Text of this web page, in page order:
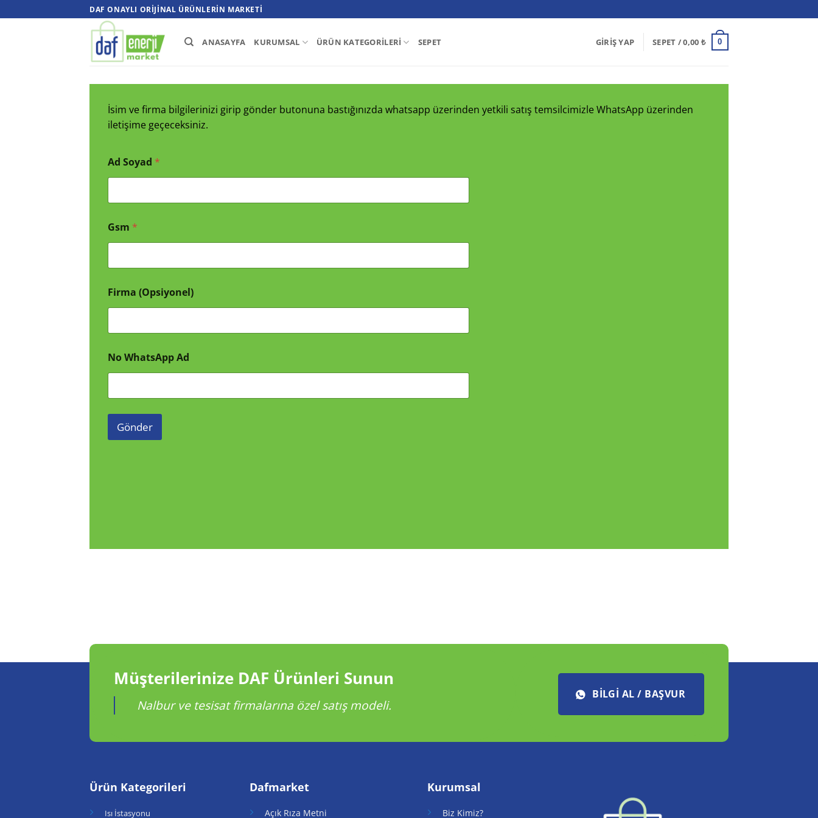
atla
DAF ONAYLI ORIJINAL ÜRÜNLERIN MARKETI
ANASAYFA KURUMSAL ÜRÜN KATEGORILERI SEPET GIRIŞ YAP SEPET /0,00 ₺ 0
İsim ve firma bilgilerinizi girip gönder butonuna bastığınızda whatsapp üzerinden yetkili satış temsilcimizle WhatsApp üzerinden
iletişime geçeceksiniz.
Ad Soyad *
Gsm *
Firma (Opsiyonel)
No WhatsApp Ad
Gönder
Müşterilerinize DAF Ürünleri Sunun
Nalbur ve tesisat firmalarına özel satış modeli.
BILGI AL / BAŞVUR
Ürün Kategorileri
Isı İstasyonu
Dafmarket
Açık Rıza Metni
Kurumsal
Biz Kimiz?